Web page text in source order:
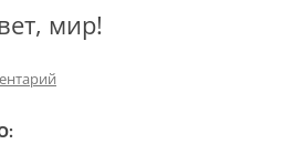
мир!